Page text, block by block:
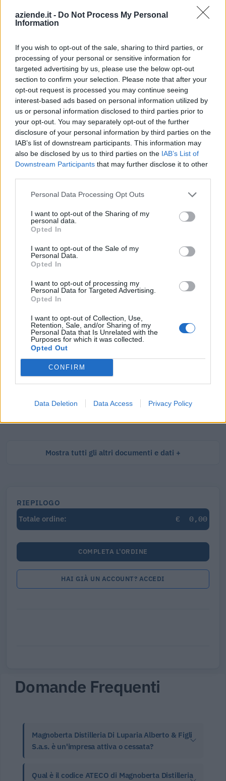
aziende.it - Do Not Process My Personal
Information
If you wish to opt-out of the sale, sharing to third parties, or
processing of your personal or sensitive information for
targeted advertising by us, please use the below opt-out
section to confirm your selection. Please note that after your
opt-out request is processed you may continue seeing
interest-based ads based on personal information utilized by
us or personal information disclosed to third parties prior to
your opt-out. You may separately opt-out of the further
disclosure of your personal information by third parties on the
IAB’s list of downstream participants. This information may
also be disclosed by us to third parties on the IAB’s List of
Downstream Participants that may further disclose it to other
Personal Data Processing Opt Outs
I want to opt-out of the Sharing of my
personal data.
Opted In
I want to opt-out of the Sale of my
Personal Data.
Opted In
I want to opt-out of processing my
Personal Data for Targeted Advertising.
Opted In
I want to opt-out of Collection, Use,
Retention, Sale, and/or Sharing of my
Personal Data that Is Unrelated with the
Purposes for which it was collected.
Opted Out
CONFIRM
Data Deletion Data Access Privacy Policy
Indirizzo:Strada Asti 6, 15033
Provincia:Alessandria
Regione:Piemonte
Tutti i documenti e servizi disponibili →
Documenti più richiesti
Visure Camerali - Società di Persone
€ 5,39 IVA inclusa
Visure Camerali - Storico Società di Persone
€ 6,98 IVA inclusa
Mostra tutti gli altri documenti e dati
RIEPILOGO
Totale ordine:
€ 0,00
COMPLETA L'ORDINE
HAI GIÀ UN ACCOUNT? ACCEDI
Domande Frequenti
Magnoberta Distilleria Di Luparia Alberto & Figli
S.a.s. è un'impresa attiva o cessata?
Qual è il codice ATECO di Magnoberta Distilleria